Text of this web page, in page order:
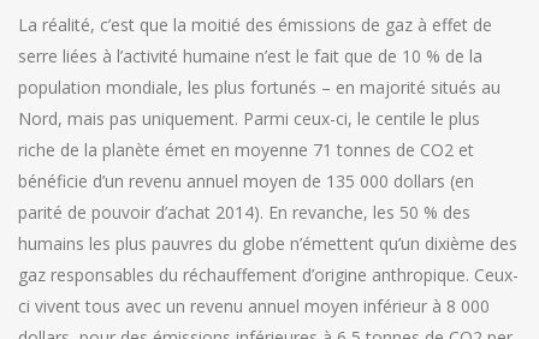
La réalité, c’est que la moitié des émissions de gaz à effet de
serre liées à l’activité humaine n’est le fait que de 10 % de la
population mondiale, les plus fortunés – en majorité situés au
Nord, mais pas uniquement. Parmi ceux-ci, le centile le plus
riche de la planète émet en moyenne 71 tonnes de CO2 et
bénéficie d’un revenu annuel moyen de 135 000 dollars (en
parité de pouvoir d’achat 2014). En revanche, les 50 % des
humains les plus pauvres du globe n’émettent qu’un dixième des
gaz responsables du réchauffement d’origine anthropique. Ceux-
ci vivent tous avec un revenu annuel moyen inférieur à 8 000